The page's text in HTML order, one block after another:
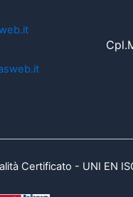
Certificato - UNI EN